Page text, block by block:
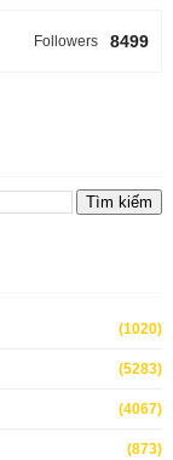
8499
Followers
(1020)
(5283)
(4067)
(873)